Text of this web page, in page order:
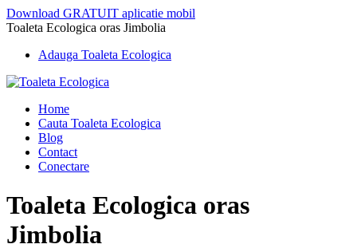
Download GRATUIT aplicatie mobil
Toaleta Ecologica oras Jimbolia
Adauga Toaleta Ecologica
Home
Cauta Toaleta Ecologica
Blog
Contact
Conectare
Toaleta Ecologica oras
Jimbolia